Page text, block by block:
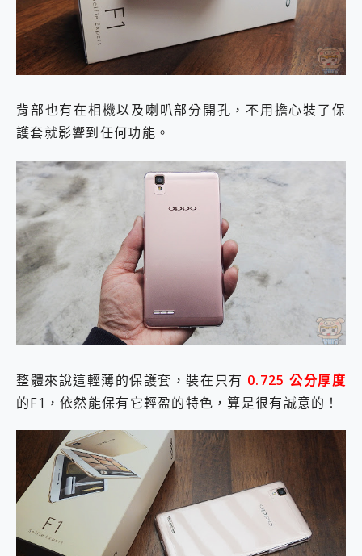
背部也有在相機以及喇叭部分開孔，不用擔心裝了保
護套就影響到任何功能。
整體來說這輕薄的保護套，裝在只有 0.725 公分厚度
的F1，依然能保有它輕盈的特色，算是很有誠意的！